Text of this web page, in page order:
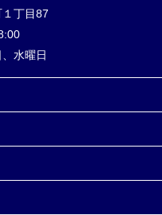
丁目87
水曜日